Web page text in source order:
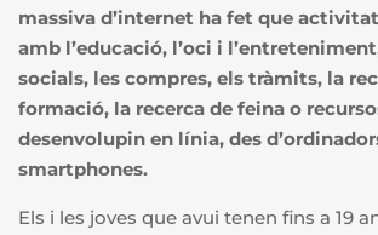
massiva d’internet ha fet que
amb l’educació, l’oci i
socials, les compres, els tràmits, la
formació, la recerca de feina o
desenvolupin en línia, des
smartphones.
Els i les joves que avui tenen fins a 19